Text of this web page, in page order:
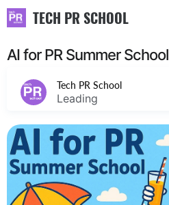
TECH PR SCHOOL
AI for PR Summer School
Tech PR School
Leading